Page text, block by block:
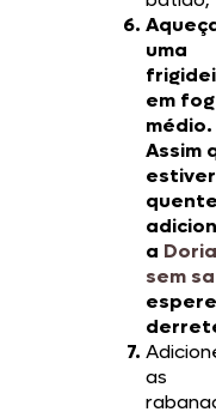
uma
em
médio.
Assim
estiver
a
sem
espere
as